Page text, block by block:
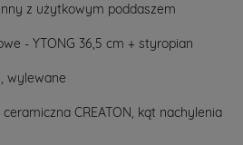
z użytkowym poddaszem
- YTONG 36,5 cm + styropian
wylewane
CREATON, kąt nachylenia